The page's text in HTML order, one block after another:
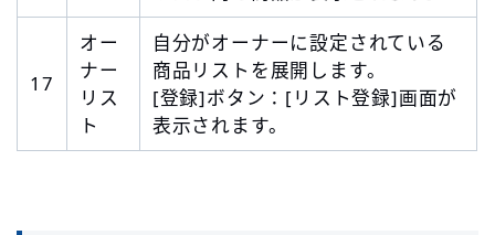
17
オー
ナー
リス
ト
自分がオーナーに設定されている
商品リストを展開します。
[登録]ボタン：[リスト登録]画面が
表示されます。